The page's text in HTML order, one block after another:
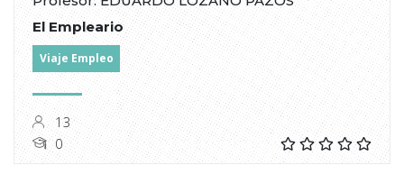
El Empleario
Viaje Empleo
13
0